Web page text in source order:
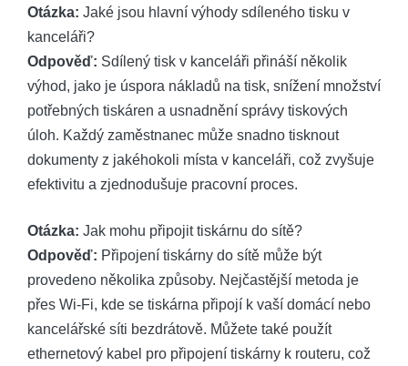
Otázka: Jaké jsou hlavní výhody sdíleného tisku v
kanceláři?
Odpověď: Sdílený tisk v kanceláři přináší několik
výhod, jako je úspora nákladů na tisk, snížení množství
potřebných tiskáren a usnadnění správy tiskových
úloh. Každý zaměstnanec může snadno tisknout
dokumenty z jakéhokoli místa v kanceláři, což zvyšuje
efektivitu a zjednodušuje pracovní proces.
Otázka: Jak mohu připojit tiskárnu do sítě?
Odpověď: Připojení tiskárny do sítě může být
provedeno několika způsoby. Nejčastější metoda je
přes Wi-Fi, kde se tiskárna připojí k vaší domácí nebo
kancelářské síti bezdrátově. Můžete také použít
ethernetový kabel pro připojení tiskárny k routeru, což